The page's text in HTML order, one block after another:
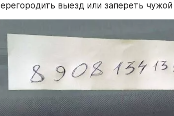
выезд или запереть